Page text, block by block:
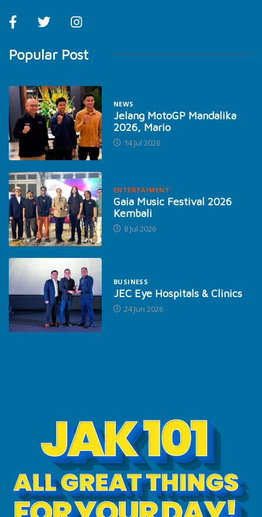
Popular Post
NEWS
Jelang MotoGP Mandalika
2026, Mario
14 Jul 2026
ENTERTAIMENT
Gaia Music Festival 2026
Kembali
8 Jul 2026
BUSINESS
JEC Eye Hospitals & Clinics
24 Jun 2026